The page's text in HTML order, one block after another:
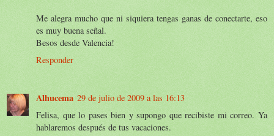
Me alegra mucho que ni siquiera tengas ganas de conectarte, eso
es muy buena señal.
Besos desde Valencia!
Responder
Alhucema 29 de julio de 2009 a las 16:13
Felisa, que lo pases bien y supongo que recibiste mi correo. Ya
hablaremos después de tus vacaciones.